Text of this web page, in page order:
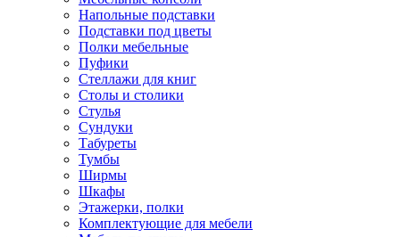
Напольные подставки
Подставки под цветы
Полки мебельные
Пуфики
Стеллажи для книг
Столы и столики
Стулья
Сундуки
Табуреты
Тумбы
Ширмы
Шкафы
Этажерки, полки
Комплектующие для мебели